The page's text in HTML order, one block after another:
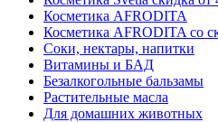
Косметика AFRODITA
Косметика AFRODITA со
Соки, нектары, напитки
Витамины и БАД
Безалкогольные бальзамы
Растительные масла
Для домашних животных